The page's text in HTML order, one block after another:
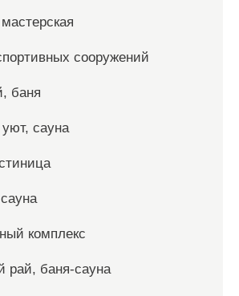
сооружений
баня
сауна
комплекс
рай, баня-сауна